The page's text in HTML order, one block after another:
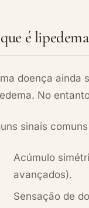
é
doença ainda
No
sinais
Acúmulo
avançados).
Sensação de